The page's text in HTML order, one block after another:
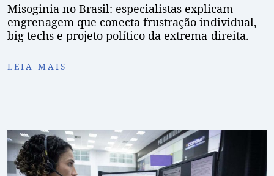
Misoginia no Brasil: especialistas explicam
engrenagem que conecta frustração individual,
big techs e projeto político da extrema-direita.
LEIA MAIS